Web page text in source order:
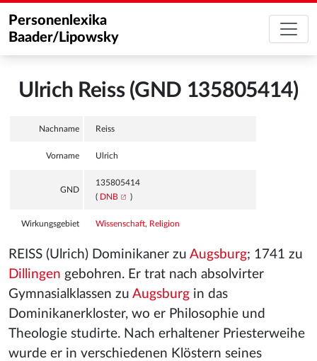
Personenlexika
Baader/Lipowsky
Ulrich Reiss (GND 135805414)
Nachname Reiss
Vorname Ulrich
GND
135805414
( DNB )
Wirkungsgebiet Wissenschaft, Religion
REISS (Ulrich) Dominikaner zu Augsburg; 1741 zu
Dillingen gebohren. Er trat nach absolvirter
Gymnasialklassen zu Augsburg in das
Dominikanerkloster, wo er Philosophie und
Theologie studirte. Nach erhaltener Priesterweihe
wurde er in verschiedenen Klöstern seines